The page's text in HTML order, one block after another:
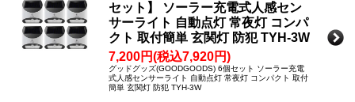
セット】 ソーラー充電式人感セン
サーライト 自動点灯 常夜灯 コンパ
クト 取付簡単 玄関灯 防犯 TYH-3W
7,200円(税込7,920円)
グッドグッズ(GOODGOODS) 6個セット ソーラー充電
式人感センサーライト 自動点灯 常夜灯 コンパクト 取付
簡単 玄関灯 防犯 TYH-3W